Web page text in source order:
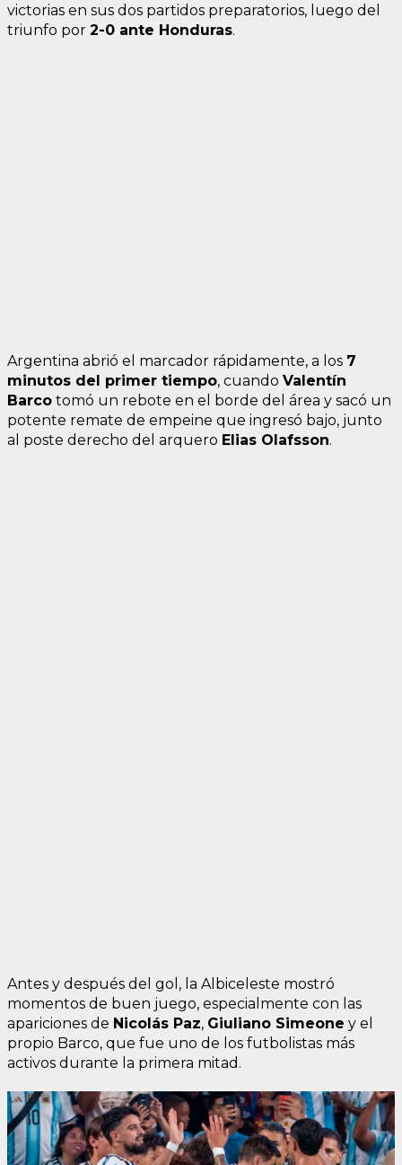
victorias en sus dos partidos preparatorios, luego del
triunfo por 2-0 ante Honduras.
Argentina abrió el marcador rápidamente, a los 7
minutos del primer tiempo, cuando Valentín
Barco tomó un rebote en el borde del área y sacó un
potente remate de empeine que ingresó bajo, junto
al poste derecho del arquero Elias Olafsson.
Antes y después del gol, la Albiceleste mostró
momentos de buen juego, especialmente con las
apariciones de Nicolás Paz, Giuliano Simeone y el
propio Barco, que fue uno de los futbolistas más
activos durante la primera mitad.